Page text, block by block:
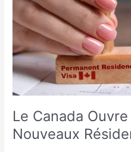
Le Canada
Nouveaux
Ses
Portes
Nouveaux
Résidents
Permanents